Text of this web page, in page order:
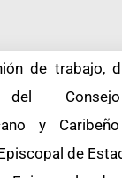
de trabajo,
del
y
de